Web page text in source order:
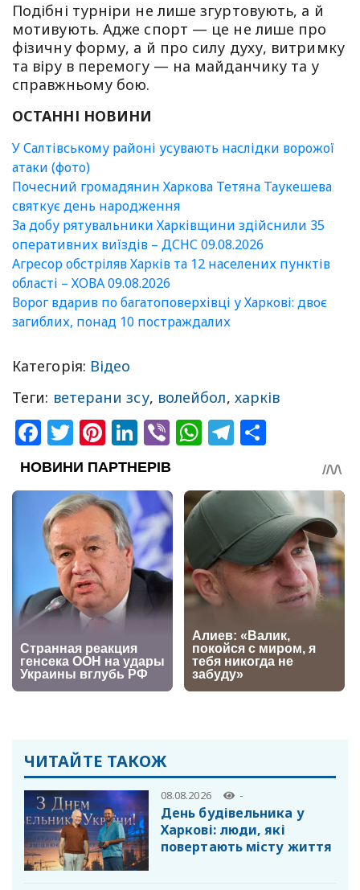
Подібні турніри не лише згуртовують, а й
мотивують. Адже спорт — це не лише про
фізичну форму, а й про силу духу, витримку
та віру в перемогу — на майданчику та у
справжньому бою.
ОСТАННІ НОВИНИ
У Салтівському районі усувають наслідки ворожої
атаки (фото)
Почесний громадянин Харкова Тетяна Таукешева
святкує день народження
За добу рятувальники Харківщини здійснили 35
оперативних виїздів – ДСНС 09.08.2026
Агресор обстріляв Харків та 12 населених пунктів
області – ХОВА 09.08.2026
Ворог вдарив по багатоповерхівці у Харкові: двоє
загиблих, понад 10 постраждалих
Категорія: Відео
Теги: ветерани зсу, волейбол, харків
Facebook
Twitter
Pinterest
LinkedIn
ViberWhatsApp
Telegram
ЧИТАЙТЕ ТАКОЖ
08.08.2026 -
День будівельника у
Харкові: люди, які
повертають місту життя